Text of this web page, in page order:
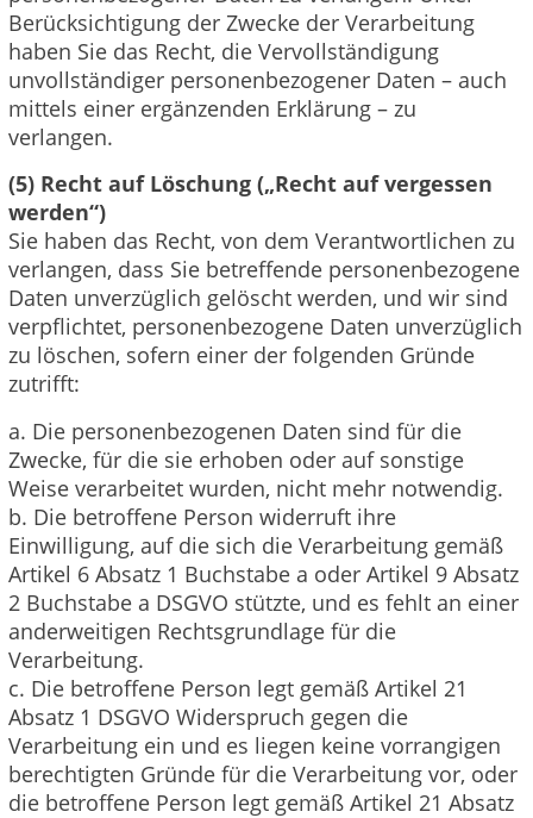
Berücksichtigung der Zwecke der Verarbeitung
haben Sie das Recht, die Vervollständigung
unvollständiger personenbezogener Daten – auch
mittels einer ergänzenden Erklärung – zu
verlangen.
(5) Recht auf Löschung („Recht auf vergessen
werden“)
Sie haben das Recht, von dem Verantwortlichen zu
verlangen, dass Sie betreffende personenbezogene
Daten unverzüglich gelöscht werden, und wir sind
verpflichtet, personenbezogene Daten unverzüglich
zu löschen, sofern einer der folgenden Gründe
zutrifft:
a. Die personenbezogenen Daten sind für die
Zwecke, für die sie erhoben oder auf sonstige
Weise verarbeitet wurden, nicht mehr notwendig.
b. Die betroffene Person widerruft ihre
Einwilligung, auf die sich die Verarbeitung gemäß
Artikel 6 Absatz 1 Buchstabe a oder Artikel 9 Absatz
2 Buchstabe a DSGVO stützte, und es fehlt an einer
anderweitigen Rechtsgrundlage für die
Verarbeitung.
c. Die betroffene Person legt gemäß Artikel 21
Absatz 1 DSGVO Widerspruch gegen die
Verarbeitung ein und es liegen keine vorrangigen
berechtigten Gründe für die Verarbeitung vor, oder
die betroffene Person legt gemäß Artikel 21 Absatz